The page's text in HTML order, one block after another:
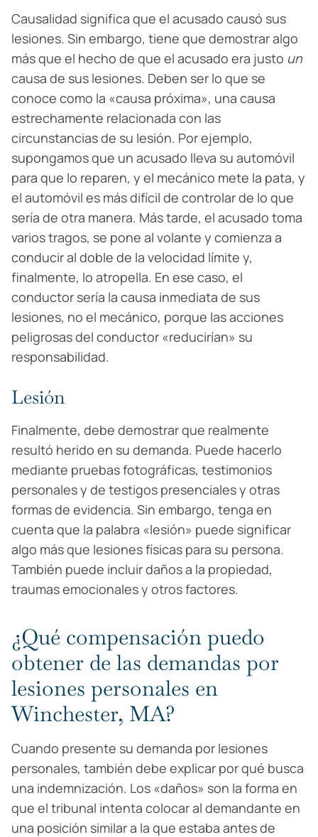
Causalidad significa que el acusado causó sus
lesiones. Sin embargo, tiene que demostrar algo
más que el hecho de que el acusado era justo un
causa de sus lesiones. Deben ser lo que se
conoce como la «causa próxima», una causa
estrechamente relacionada con las
circunstancias de su lesión. Por ejemplo,
supongamos que un acusado lleva su automóvil
para que lo reparen, y el mecánico mete la pata, y
el automóvil es más difícil de controlar de lo que
sería de otra manera. Más tarde, el acusado toma
varios tragos, se pone al volante y comienza a
conducir al doble de la velocidad límite y,
finalmente, lo atropella. En ese caso, el
conductor sería la causa inmediata de sus
lesiones, no el mecánico, porque las acciones
peligrosas del conductor «reducirían» su
responsabilidad.
Lesión
Finalmente, debe demostrar que realmente
resultó herido en su demanda. Puede hacerlo
mediante pruebas fotográficas, testimonios
personales y de testigos presenciales y otras
formas de evidencia. Sin embargo, tenga en
cuenta que la palabra «lesión» puede significar
algo más que lesiones físicas para su persona.
También puede incluir daños a la propiedad,
traumas emocionales y otros factores.
¿Qué compensación puedo
obtener de las demandas por
lesiones personales en
Winchester, MA?
Cuando presente su demanda por lesiones
personales, también debe explicar por qué busca
una indemnización. Los «daños» son la forma en
que el tribunal intenta colocar al demandante en
una posición similar a la que estaba antes de